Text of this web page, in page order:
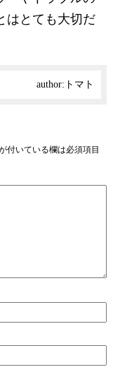
はとても大切だ
author: トマト
付いている欄は必須項目